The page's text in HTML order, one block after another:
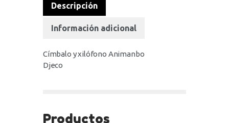
Descripción
Información adicional
Címbalo y xilófono Animanbo
Djeco
Productos